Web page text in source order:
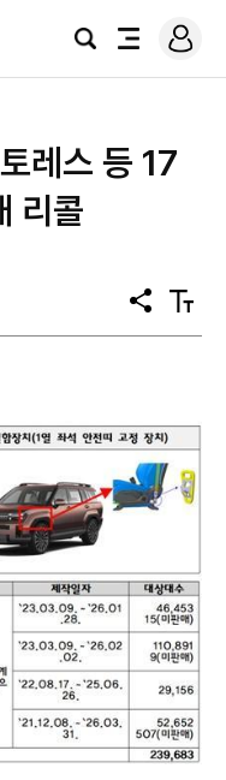
검
전
로
그
레스 등 17
리콜
공
유
텍
스